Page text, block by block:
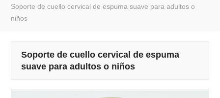
Soporte de cuello cervical de espuma suave para adultos o
niños
Soporte de cuello cervical de espuma
suave para adultos o niños